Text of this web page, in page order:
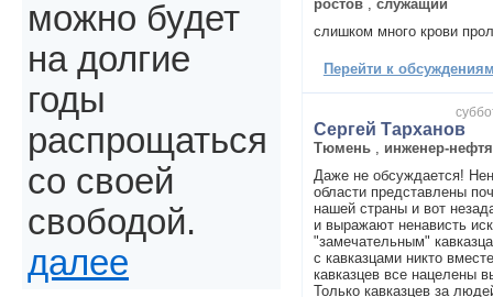
ростов
служащий
слишком много крови
Перейти к
Сергей Тарханов
Тюмень
инженер-
Даже не обсуждается!
области представлены
нашей страны и вот
и выражают ненависть
"замечательным"
с кавказцами никто
кавказцев все нацелены
Только кавказцев за
можно будет
на долгие
годы
распрощаться
со своей
свободой.
далее